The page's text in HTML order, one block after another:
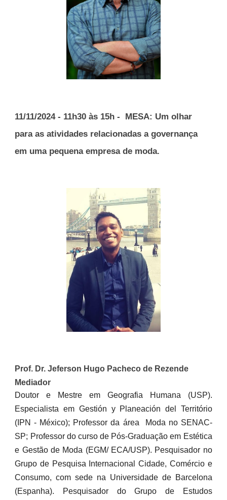
11/11/2024 - 11h30 às 15h - MESA: Um olhar
para as atividades relacionadas a governança
em uma pequena empresa de moda.
Prof. Dr. Jeferson Hugo Pacheco de Rezende
Mediador
Doutor e Mestre em Geografia Humana (USP).
Especialista em Gestión y Planeación del Território
(IPN - México); Professor da área Moda no SENAC-
SP; Professor do curso de Pós-Graduação em Estética
e Gestão de Moda (EGM/ ECA/USP). Pesquisador no
Grupo de Pesquisa Internacional Cidade, Comércio e
Consumo, com sede na Universidade de Barcelona
(Espanha). Pesquisador do Grupo de Estudos